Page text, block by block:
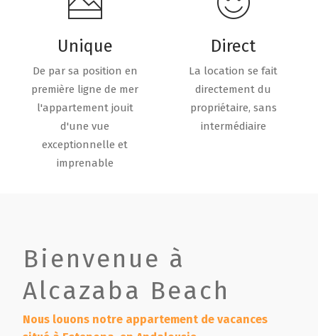
Unique
De par sa position en
première ligne de mer
l'appartement jouit
d'une vue
exceptionnelle et
imprenable
Direct
La location se fait
directement du
propriétaire, sans
intermédiaire
Bienvenue à
Alcazaba Beach
Nous louons notre appartement de vacances